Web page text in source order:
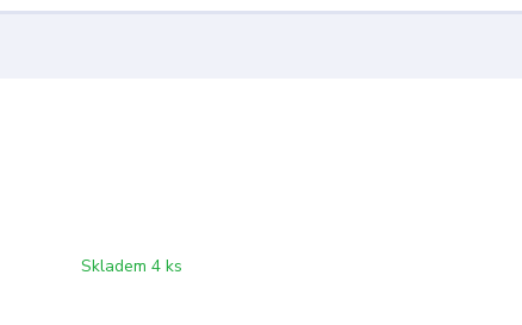
Skladem 4 ks